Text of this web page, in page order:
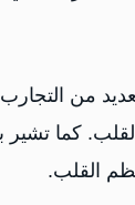
من التجارب
كما تشير
القلب.